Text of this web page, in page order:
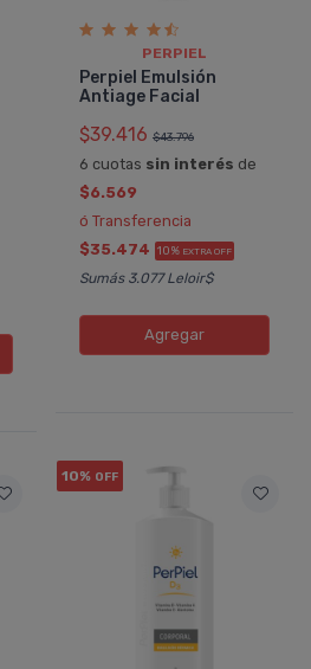
PERPIEL
Perpiel Emulsión
Antiage Facial
$39.416 $43.796
6 cuotas sin interés de
$6.569
ó Transferencia
$35.474 10% EXTRA OFF
Sumás 3.077 Leloir$
Agregar
10% OFF